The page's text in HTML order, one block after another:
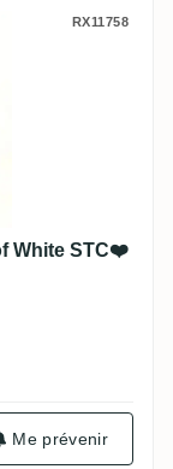
RX11758
White STC❤️
Me prévenir